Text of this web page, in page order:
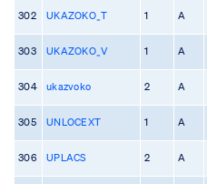
302 UKAZOKO_T 1 A
303 UKAZOKO_V 1 A
304 ukazvoko 2 A
305 UNLOCEXT 1 A
306 UPLACS 2 A